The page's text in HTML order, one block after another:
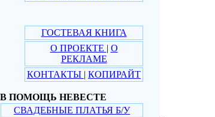
ГОСТЕВАЯ КНИГА
О ПРОЕКТЕ | О
РЕКЛАМЕ
КОНТАКТЫ | КОПИРАЙТ
В ПОМОЩЬ НЕВЕСТЕ
СВАДЕБНЫЕ ПЛАТЬЯ Б/У